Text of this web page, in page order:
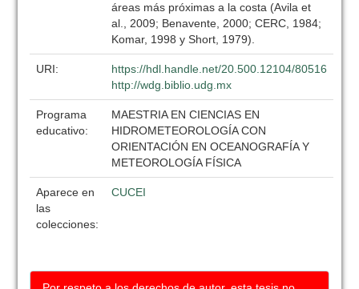
áreas más próximas a la costa (Avila et
al., 2009; Benavente, 2000; CERC, 1984;
Komar, 1998 y Short, 1979).
URI:
https://hdl.handle.net/20.500.12104/80516
http://wdg.biblio.udg.mx
Programa
educativo:
MAESTRIA EN CIENCIAS EN
HIDROMETEOROLOGÍA CON
ORIENTACIÓN EN OCEANOGRAFÍA Y
METEOROLOGÍA FÍSICA
Aparece en
las
colecciones:
CUCEI